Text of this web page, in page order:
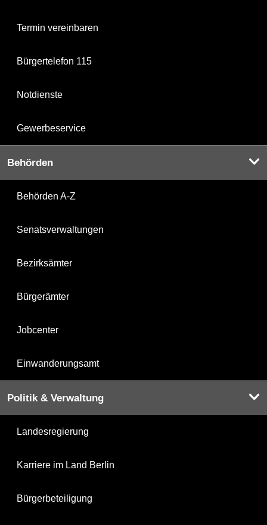
Termin vereinbaren
Bürgertelefon 115
Notdienste
Gewerbeservice
Behörden
Behörden A-Z
Senatsverwaltungen
Bezirksämter
Bürgerämter
Jobcenter
Einwanderungsamt
Politik & Verwaltung
Landesregierung
Karriere im Land Berlin
Bürgerbeteiligung